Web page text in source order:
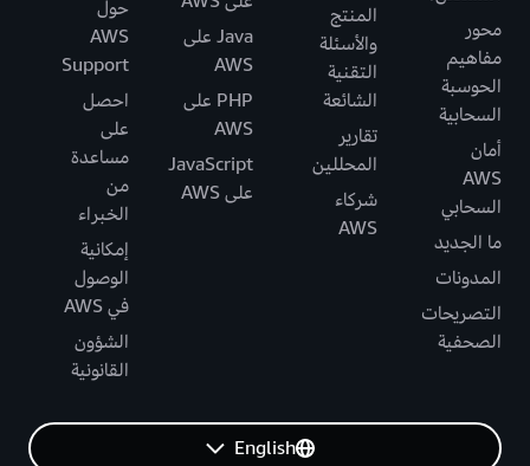
محور
مفاهيم
الحوسبة
السحابية
أمان
AWS
السحابي
ما الجديد
المدونات
التصريحات
الصحفية
المنتج
والأسئلة
التقنية
الشائعة
تقارير
المحللين
شركاء
AWS
Java على
AWS
PHP على
AWS
JavaScript
على AWS
حول
AWS
Support
احصل
على
مساعدة
من
الخبراء
إمكانية
الوصول
في AWS
الشؤون
القانونية
English